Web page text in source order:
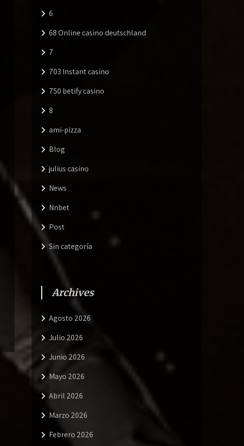
6
68 Online casino deutschland
7
703 Instant casino
750 betify casino
8
ami-pizza
Blog
julius casino
News
Nnbet
Post
Sin categoría
Archives
Agosto 2026
Julio 2026
Junio 2026
Mayo 2026
Abril 2026
Marzo 2026
Febrero 2026